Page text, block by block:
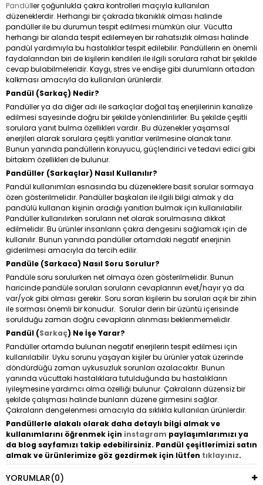
Pandüller çoğunlukla çakra kontrolleri maçıyla kullanılan
düzeneklerdir. Herhangi bir çakrada tıkanıklık olması halinde
pandüller ile bu durumun tespit edilmesi mümkün olur. Vücutta
herhangi bir alanda tespit edilemeyen bir rahatsızlık olması halinde
pandül yardımıyla bu hastalıklar tespit edilebilir. Pandüllerin en önemli
faydalarından biri de kişilerin kendileri ile ilgili sorulara rahat bir şekilde
cevap bulabilmeleridir. Kaygı, stres ve endişe gibi durumların ortadan
kalkması amacıyla da kullanılan ürünlerdir.
Pandül (Sarkaç) Nedir?
Pandüller ya da diğer adı ile sarkaçlar doğal taş enerjilerinin kanalize
edilmesi sayesinde doğru bir şekilde yönlendirilirler. Bu şekilde çeşitli
sorulara yanıt bulma özellikleri vardır. Bu düzenekler yaşamsal
enerjileri alarak sorulara çeşitli yanıtlar verilmesine olanak tanır.
Bunun yanında pandüllerin koruyucu, güçlendirici ve tedavi edici gibi
birtakım özellikleri de bulunur.
Pandüller (Sarkaçlar) Nasıl Kullanılır?
Pandül kullanımları esnasında bu düzeneklere basit sorular sormaya
özen gösterilmelidir. Pandüller başkaları ile ilgili bilgi almak y da
pandülü kullanan kişinin aradığı yanıtları bulmak için kullanılabilir.
Pandüller kullanılırken soruların net olarak sorulmasına dikkat
edilmelidir. Bu ürünler insanların çakra dengesini sağlamak için de
kullanılır. Bunun yanında pandüller ortamdaki negatif enerjinin
giderilmesi amacıyla da tercih edilir.
Pandüle (Sarkaca) Nasıl Soru Sorulur?
Pandüle soru sorulurken net olmaya özen gösterilmelidir. Bunun
haricinde pandüle sorulan soruların cevaplarının evet/hayır ya da
var/yok gibi olması gerekir. Soru soran kişilerin bu soruları açık bir zihin
ile sorması önemli bir konudur. Sorular derin bir üzüntü içerisinde
sorulduğu zaman doğru cevapların alınması beklenmemelidir.
Pandül (Sarkaç) Ne İşe Yarar?
Pandüller ortamda bulunan negatif enerjilerin tespit edilmesi için
kullanılabilir. Uyku sorunu yaşayan kişiler bu ürünler yatak üzerinde
döndürdüğü zaman uykusuzluk sorunları azalacaktır. Bunun
yanında vücuttaki hastalıklara tutulduğunda bu hastalıkların
iyileşmesine yardımcı olma özelliği bulunur. Çakraların düzensiz bir
şekilde çalışması halinde bunların düzene girmesini sağlar.
Çakraların dengelenmesi amacıyla da sıklıkla kullanılan ürünlerdir.
Pandüllerle alakalı olarak daha detaylı bilgi almak ve
kullanımlarını öğrenmek için instagram paylaşımlarımızı ya
da blog sayfamızı takip edebilirsiniz. Pandül çeşitlerimizi satın
almak ve ürünlerimize göz gezdirmek için lütfen tıklayınız.
YORUMLAR(0)